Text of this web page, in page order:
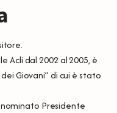
Acli dal 2002 al 2005, è
Giovani” di cui è stato
Presidente